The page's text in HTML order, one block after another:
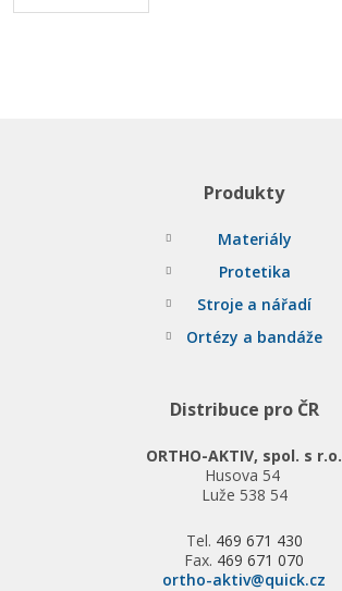
Produkty
Materiály
Protetika
Stroje a nářadí
Ortézy a bandáže
Distribuce pro ČR
ORTHO-AKTIV, spol. s r.o.
Husova 54
Luže 538 54
Tel. 469 671 430
Fax. 469 671 070
ortho-aktiv@quick.cz